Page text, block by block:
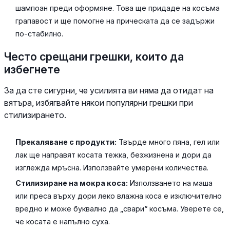
шампоан преди оформяне. Това ще придаде на косъма
грапавост и ще помогне на прическата да се задържи
по-стабилно.
Често срещани грешки, които да
избегнете
За да сте сигурни, че усилията ви няма да отидат на
вятъра, избягвайте някои популярни грешки при
стилизирането.
Прекаляване с продукти: Твърде много пяна, гел или
лак ще направят косата тежка, безжизнена и дори да
изглежда мръсна. Използвайте умерени количества.
Стилизиране на мокра коса: Използването на маша
или преса върху дори леко влажна коса е изключително
вредно и може буквално да „свари“ косъма. Уверете се,
че косата е напълно суха.